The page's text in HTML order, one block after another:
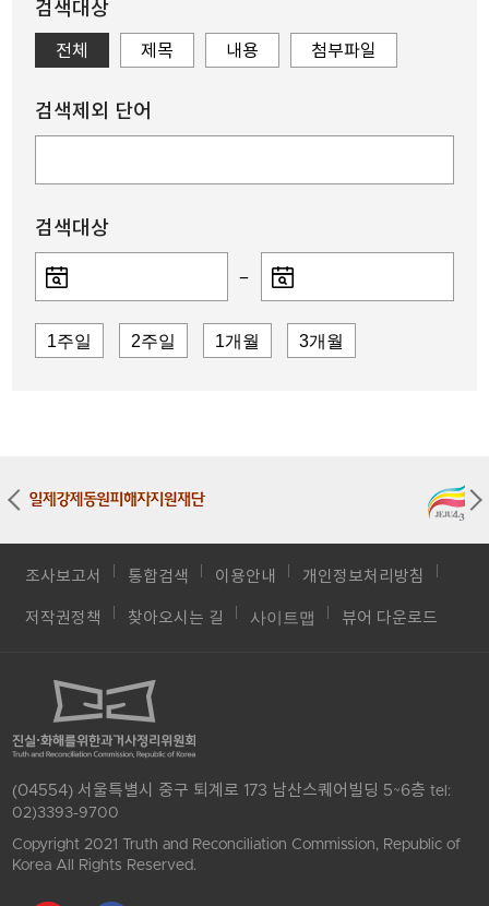
검색대상
전체 제목 내용 첨부파일
검색제외 단어
검색대상
–
1주일 2주일 1개월 3개월
조사보고서 통합검색 이용안내 개인정보처리방침
저작권정책 찾아오시는 길 사이트맵 뷰어 다운로드
(04554) 서울특별시 중구 퇴계로 173 남산스퀘어빌딩 5~6층tel:
02)3393-9700
Copyright 2021 Truth and Reconciliation Commission, Republic of
Korea All Rights Reserved.